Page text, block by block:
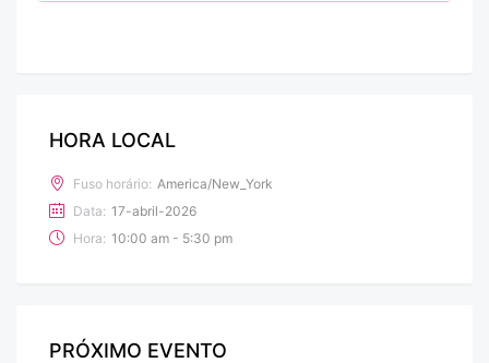
HORA LOCAL
Fuso horário: America/New_York
Data: 17-abril-2026
Hora: 10:00 am - 5:30 pm
PRÓXIMO EVENTO